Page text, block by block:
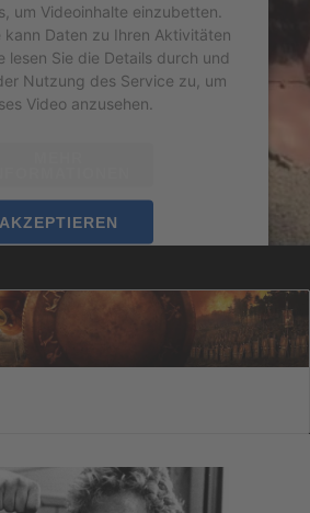
um Videoinhalte einzubetten.
kann Daten zu Ihren Aktivitäten
lesen Sie die Details durch und
Nutzung des Service zu, um
Video anzusehen.
AKZEPTIEREN
&eRecht24
Video-Service zu
laden!